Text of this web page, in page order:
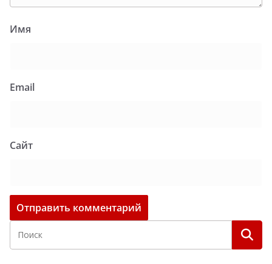
Имя
Email
Сайт